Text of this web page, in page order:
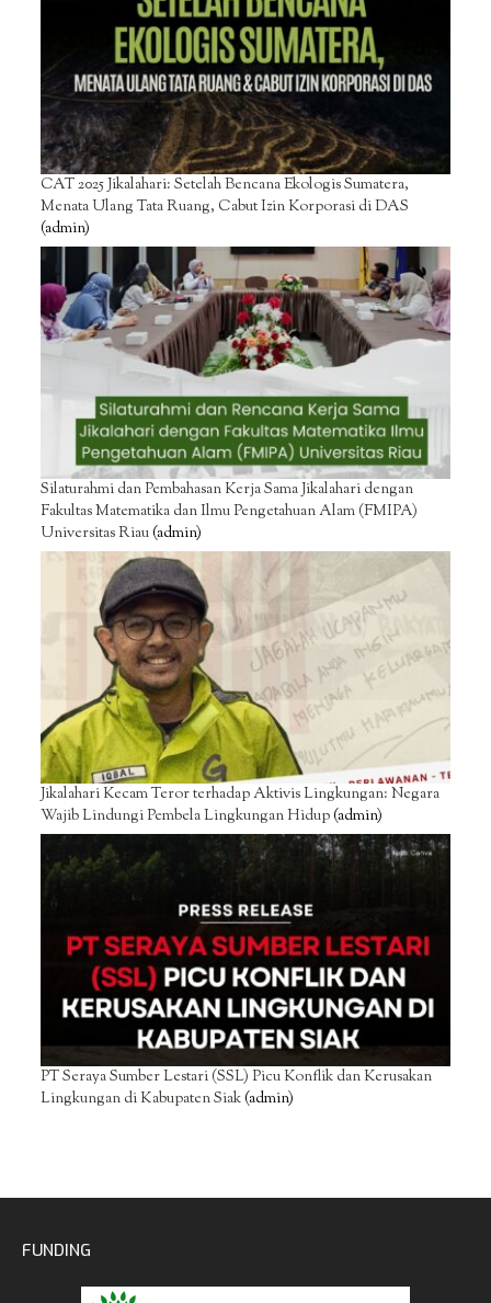
CAT 2025 Jikalahari: Setelah Bencana Ekologis Sumatera,
Menata Ulang Tata Ruang, Cabut Izin Korporasi di DAS
(admin)
Silaturahmi dan Pembahasan Kerja Sama Jikalahari dengan
Fakultas Matematika dan Ilmu Pengetahuan Alam (FMIPA)
Universitas Riau(admin)
Jikalahari Kecam Teror terhadap Aktivis Lingkungan: Negara
Wajib Lindungi Pembela Lingkungan Hidup(admin)
PT Seraya Sumber Lestari (SSL) Picu Konflik dan Kerusakan
Lingkungan di Kabupaten Siak(admin)
FUNDING